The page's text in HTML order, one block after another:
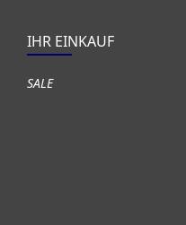
IHR EINKAUF
SALE